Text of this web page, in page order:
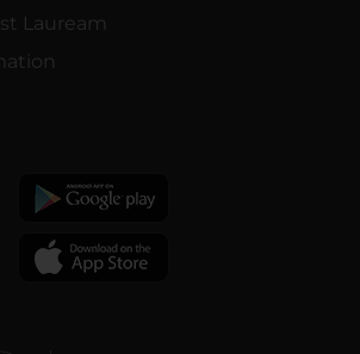
Lauream